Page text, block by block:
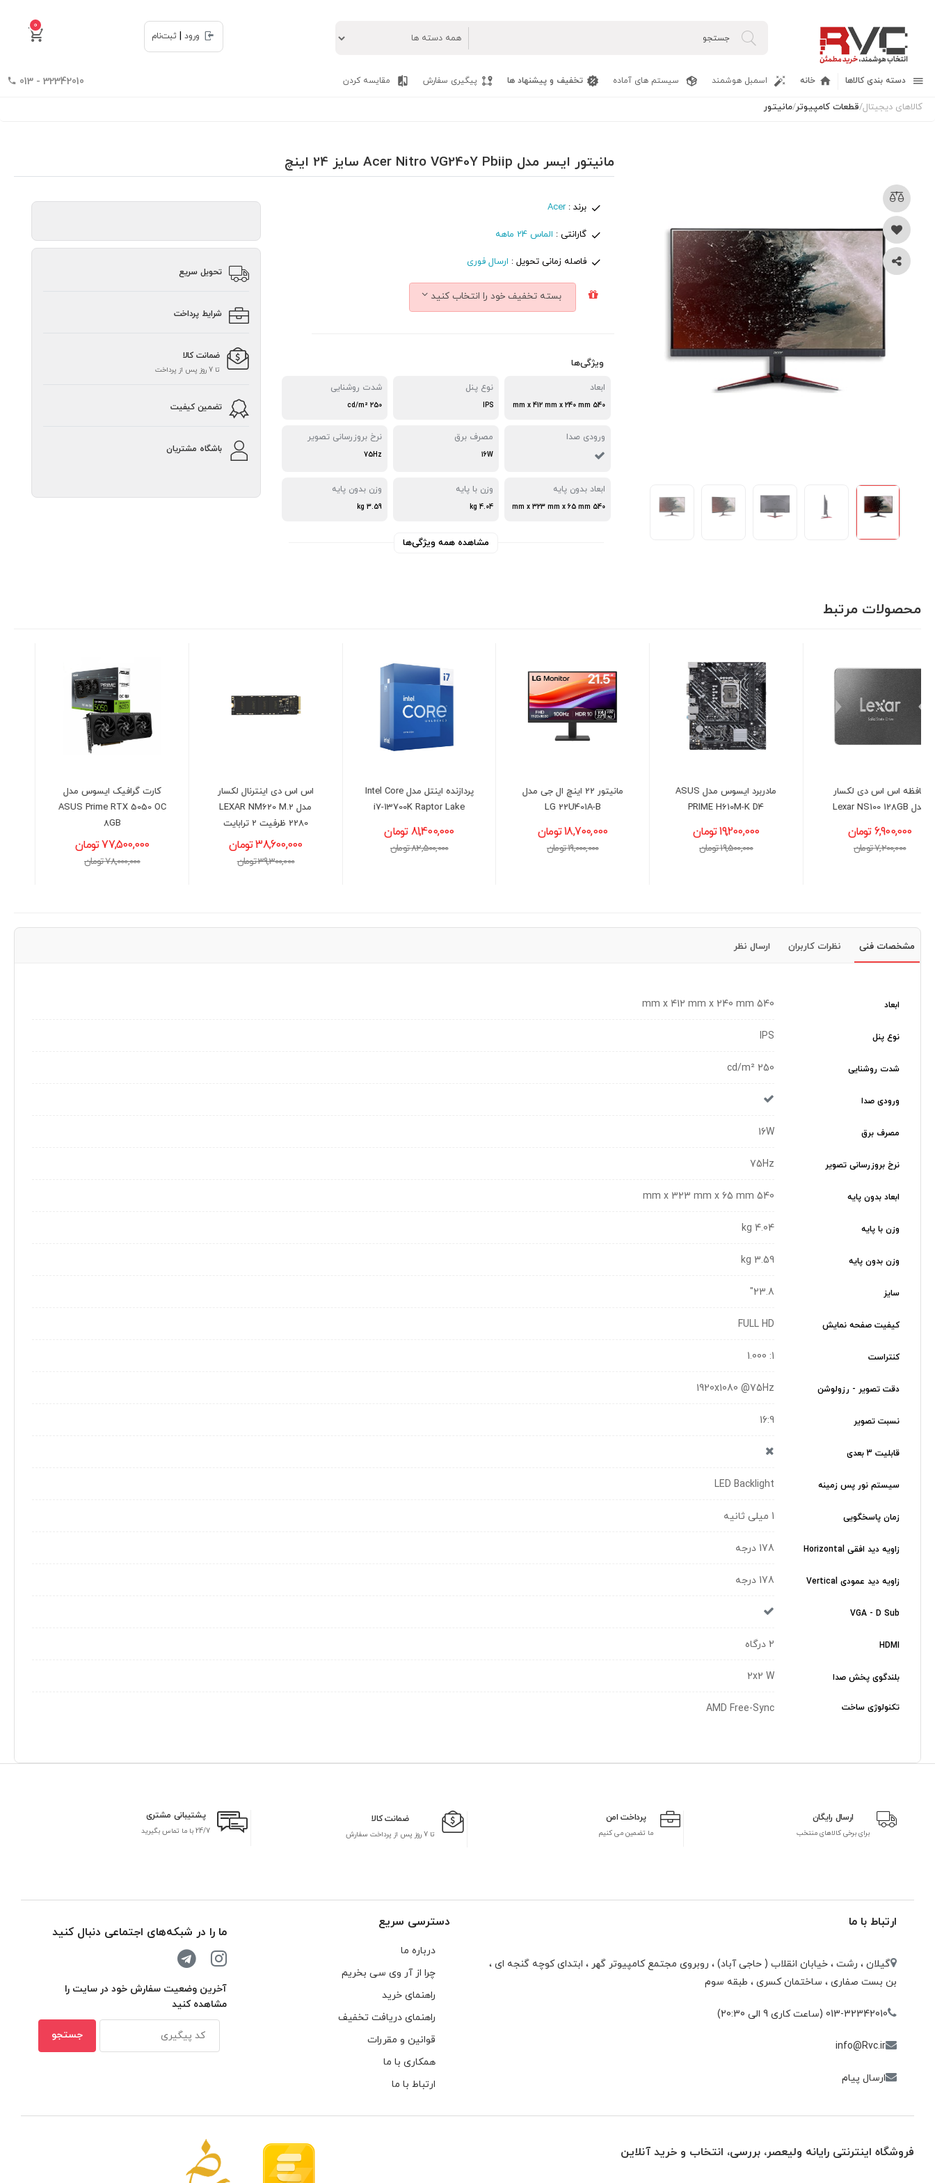
0
ورود
ثبت‌نام
دسته بندی کالاها خانه اسمبل هوشمند سیستم های آماده تخفیف و پیشنهاد ها پیگیری سفارش مقایسه کردن 32342010 - 013
کالاهای دیجیتال/قطعات کامپیوتر/مانیتور
مانیتور ایسر مدل Acer Nitro VG240Y Pbiip سایز 24 اینچ
برند :Acer
گارانتی : الماس 24 ماهه
فاصله زمانی تحویل : ارسال فوری
بسته تخفیف خود را انتخاب کنید
ویژگی‌ها
ابعاد
540 mm x 412 mm x 240 mm
نوع پنل
IPS
شدت روشنایی
250 cd/m²
ورودی صدا مصرف برق
16W
نرخ بروزرسانی تصویر
75Hz
ابعاد بدون پایه
540 mm x 323 mm x 65 mm
وزن با پایه
4.04 kg
وزن بدون پایه
3.59 kg
مشاهده همه ویژگی‌ها
تحویل سریع
شرایط پرداخت
ضمانت کالا
تا 7 روز پس از پرداخت
تضمین کیفیت
باشگاه مشتریان
محصولات مرتبط
PRIME H610M-K D4
19,200,000 تومان
19,500,000 تومان
مانیتور 22 اینچ ال جی مدل
LG 22U401A-B
18,700,000 تومان
19,000,000 تومان
پردازنده اینتل مدل Intel Core
i7-13700K Raptor Lake
81,400,000 تومان
82,500,000 تومان
اس اس دی اینترنال لکسار
مدل LEXAR NM620 M.2
38,600,000 تومان
کارت گرافیک ایسوس مدل
ASUS Prime RTX 5050 OC
8GB
77,500,000 تومان
78,000,000 تومان
فن خنک کننده سی پی یو
کولرمستر مدل Cooler
Master Standard Cooler
i۷۰C ARG
3,800,000 تومان
مشخصات فنی نظرات کاربران ارسال نظر
ابعاد 540 mm x 412 mm x 240 mm
نوع پنل IPS
شدت روشنایی 250 cd/m²
ورودی صدا
مصرف برق 16W
نرخ بروزرسانی تصویر 75Hz
ابعاد بدون پایه 540 mm x 323 mm x 65 mm
وزن با پایه 4.04 kg
وزن بدون پایه 3.59 kg
سایز 23.8"
کیفیت صفحه نمایش FULL HD
کنتراست 1: 1.000
دقت تصویر - رزولوشن 1920x1080 @75Hz
نسبت تصویر 16:9
قابلیت 3 بعدی
سیستم نور پس زمینه LED Backlight
زمان پاسخگویی 1 میلی ثانیه
زاویه دید افقی Horizontal 178 درجه
زاویه دید عمودی Vertical 178 درجه
VGA - D Sub
HDMI 2 درگاه
بلندگوی پخش صدا 2x2 W
تکنولوژی ساخت AMD Free-Sync
ارسال رایگان
برای برخی کالاهای منتخب
پرداخت امن
ما تضمین می کنیم
ضمانت کالا
تا 7 روز پس از پرداخت سفارش
پشتیبانی مشتری
24/7 با ما تماس بگیرید
ارتباط با ما
گیلان ، رشت ، خيابان انقلاب ( حاجی آباد) ، روبروی مجتمع كامپيوتر گهر ، ابتدای كوچه گنجه ای ،
بن بست صفاری ، ساختمان كسری ، طبقه سوم
013-32342010 (ساعت کاری 9 الی 20:30)
info@Rvc.ir
ارسال پیام
دسترسی سریع
درباره ما
چرا از آر وی سی بخریم
راهنمای خرید
راهنمای دریافت تخفیف
قوانین و مقررات
همکاری با ما
ارتباط با ما
ما را در شبکه‌های اجتماعی دنبال کنید
آخرین وضعیت سفارش خود در سایت را
مشاهده کنید
فروشگاه اینترنتی رایانه ولیعصر، بررسی، انتخاب و خرید آنلاین